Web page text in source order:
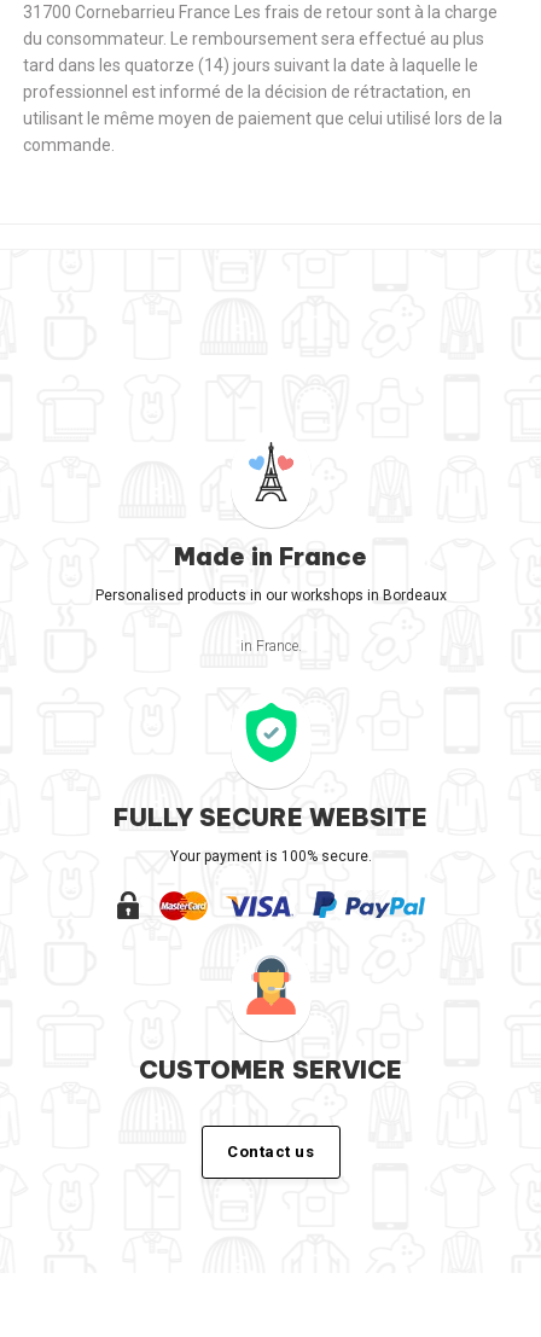
31700 Cornebarrieu France Les frais de retour sont à la charge
du consommateur. Le remboursement sera effectué au plus
tard dans les quatorze (14) jours suivant la date à laquelle le
professionnel est informé de la décision de rétractation, en
utilisant le même moyen de paiement que celui utilisé lors de la
commande.
Made in France
Personalised products in our workshops in Bordeaux
in France.
FULLY SECURE WEBSITE
Your payment is 100% secure.
CUSTOMER SERVICE
Contact us